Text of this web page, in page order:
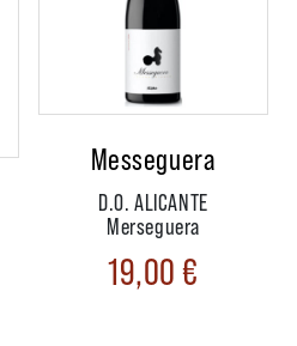
Messeguera
D.O. ALICANTE
Merseguera
19,00€